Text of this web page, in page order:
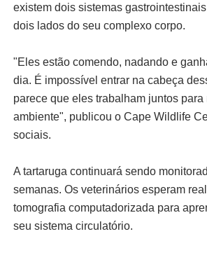
existem dois sistemas
dois lados do seu complexo corpo.
"Eles estão comendo, nadando e
dia. É impossível entrar na cabeça
parece que eles trabalham juntos para
ambiente", publicou o Cape Wildlife
sociais.
A tartaruga continuará sendo
semanas. Os veterinários esperam
tomografia computadorizada para
seu sistema circulatório.